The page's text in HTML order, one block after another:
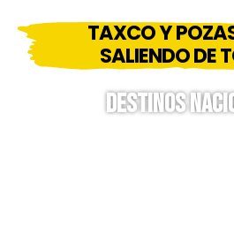
TAXCO Y
SALIENDO DE
Destinos